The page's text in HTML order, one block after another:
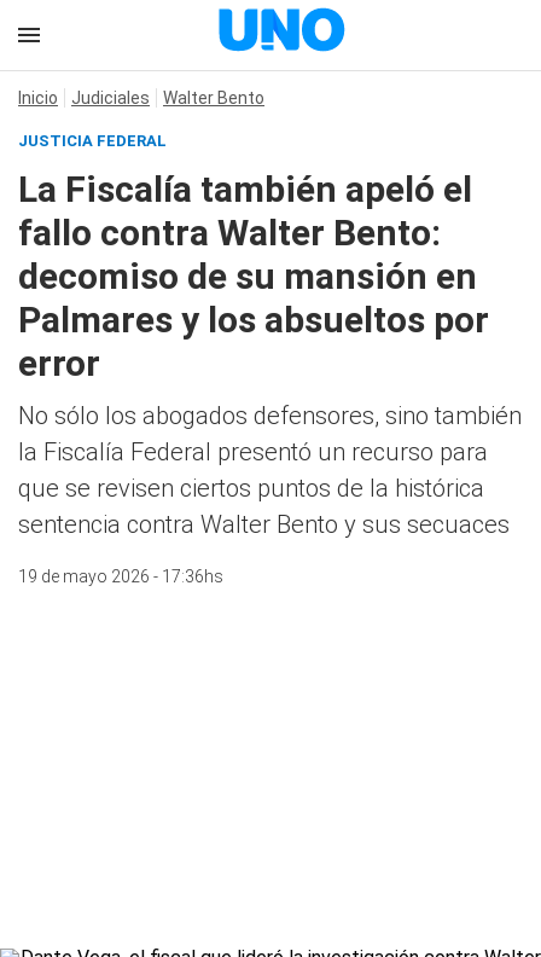
Inicio Judiciales Walter Bento
JUSTICIA FEDERAL
La Fiscalía también apeló el
fallo contra Walter Bento:
decomiso de su mansión en
Palmares y los absueltos por
error
No sólo los abogados defensores, sino también
la Fiscalía Federal presentó un recurso para
que se revisen ciertos puntos de la histórica
sentencia contra Walter Bento y sus secuaces
19 de mayo 2026 - 17:36hs